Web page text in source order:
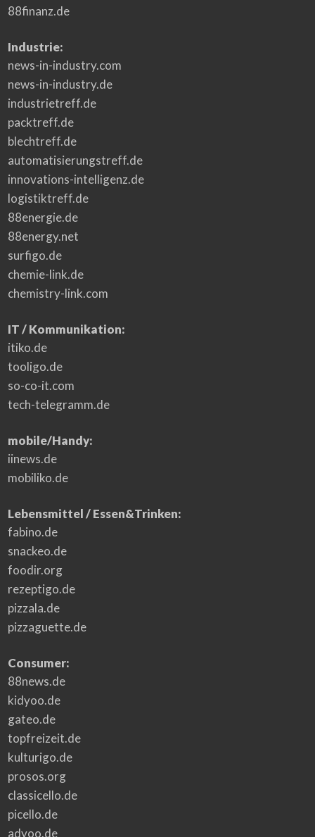
88finanz.de
Industrie:
news-in-industry.com
news-in-industry.de
industrietreff.de
packtreff.de
blechtreff.de
automatisierungstreff.de
innovations-intelligenz.de
logistiktreff.de
88energie.de
88energy.net
surfigo.de
chemie-link.de
chemistry-link.com
IT / Kommunikation:
itiko.de
tooligo.de
so-co-it.com
tech-telegramm.de
mobile/Handy:
iinews.de
mobiliko.de
Lebensmittel / Essen&Trinken:
fabino.de
snackeo.de
foodir.org
rezeptigo.de
pizzala.de
pizzaguette.de
Consumer:
88news.de
kidyoo.de
gateo.de
topfreizeit.de
kulturigo.de
prosos.org
classicello.de
picello.de
adyoo.de